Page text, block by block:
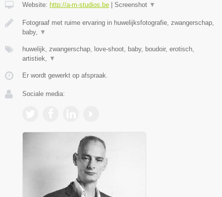
Website: http://a-m-studios.be Screenshot ▼
Fotograaf met ruime ervaring in huwelijksfotografie, zwangerschap,
baby,
▼
huwelijk, zwangerschap, love-shoot, baby, boudoir, erotisch,
artistiek,
▼
Er wordt gewerkt op afspraak.
Sociale media: